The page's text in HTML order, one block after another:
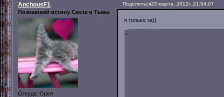
Поделиться23 марта, 2012г. 21:54:07
AnchousF1
Познавший истину Света и Тьмы
Откуда: Орел
я только за))
0